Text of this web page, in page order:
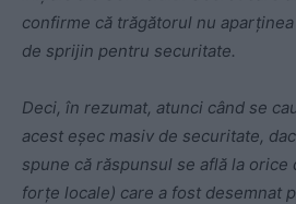
confirme că trăgătorul nu
de sprijin pentru securitate.
Deci, în rezumat, atunci când se
acest eșec masiv de securitate,
spune că răspunsul se află la orice
forțe locale) care a fost desemnat